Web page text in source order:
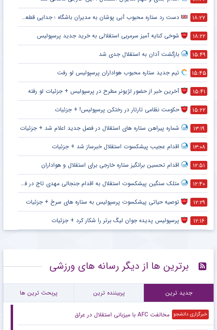
۱۸:۲۷ دست رد ستاره محبوب آبی پوشان به مدیران باشگاه ؛ جدایی قطعی است !
۱۸:۲۲ شوخی کنایه آمیز سرمربی استقلالی به خرید جدید پرسپولیس
۱۵:۴۹ بازگشت آدان به استقلال جدی شد
۱۵:۴۵ تیم جدید ستاره محبوب هواداران پرسپولیس لو رفت
۱۵:۴۱ آخرین خبر از حضور لژیونر مطرح در پرسپولیس + جزئیات لو رفته
۱۵:۲۲ حکومت نظامی تارتار در رختکن پرسپولیس! + جزئیات
۱۳:۱۹ شماره پیراهن ستاره های استقلال در فصل جدید اعلام شد + جزئیات
۱۳:۰۸ اقدام عجیب پیشکسوت استقلال خبرساز شد + جزئیات
۱۲:۵۱ اقدام تحسین برانگیز ستاره خارجی برای استقلال و هواداران
۱۲:۴۰ متلک سنگین پیشکسوت استقلال به اقدام جنجالی مهدی تاج در فدراسیون فوتبال
۱۲:۲۹ توصیه حیاتی پیشکسوت پرسپولیس به ستاره های سرخ + جزئیات
۱۲:۱۶ پرسپولیس پدیده جوان لیگ برتر را شکار کرد + جزئیات
برترین ها از دیگر رسانه های ورزشی
جدید ترین پربیننده ترین پربحث ترین ها
خبرگزاری دانشجو مخالفت AFC با میزبانی استقلال در عراق